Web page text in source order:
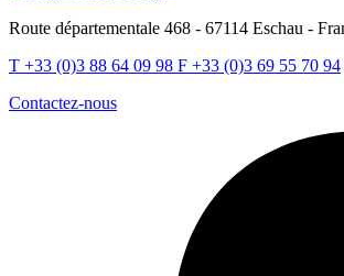
Route départementale 468 - 67114 Eschau -
T +33 (0)3 88 64 09 98 F +33 (0)3 69 55 70 94
Contactez-nous